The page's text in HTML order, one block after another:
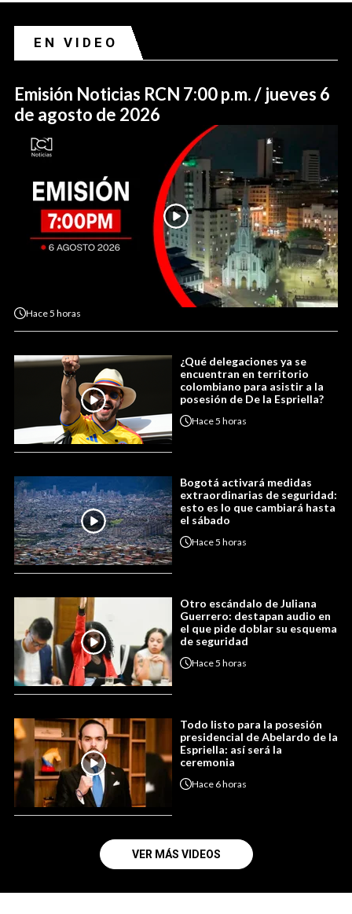
EN VIDEO
Emisión Noticias RCN 7:00 p.m. / jueves 6
de agosto de 2026
Hace5 horas
¿Qué delegaciones ya se
encuentran en territorio
colombiano para asistir a la
posesión de De la Espriella?
Hace5 horas
Bogotá activará medidas
extraordinarias de seguridad:
esto es lo que cambiará hasta
el sábado
Hace5 horas
Otro escándalo de Juliana
Guerrero: destapan audio en
el que pide doblar su esquema
de seguridad
Hace5 horas
Todo listo para la posesión
presidencial de Abelardo de la
Espriella: así será la
ceremonia
Hace 6 horas
VER MÁS VIDEOS